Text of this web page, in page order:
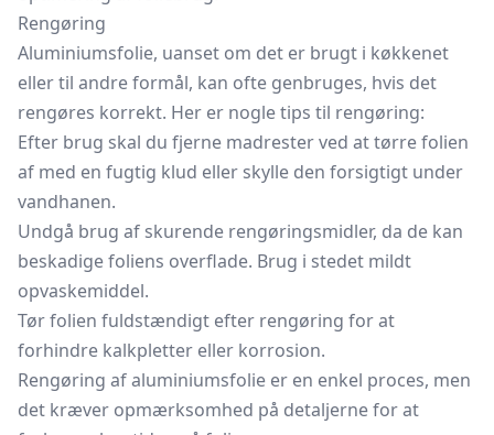
Rengøring
Aluminiumsfolie, uanset om det er brugt i køkkenet
eller til andre formål, kan ofte genbruges, hvis det
rengøres korrekt. Her er nogle tips til rengøring:
Efter brug skal du fjerne madrester ved at tørre folien
af med en fugtig klud eller skylle den forsigtigt under
vandhanen.
Undgå brug af skurende rengøringsmidler, da de kan
beskadige foliens overflade. Brug i stedet mildt
opvaskemiddel.
Tør folien fuldstændigt efter rengøring for at
forhindre kalkpletter eller korrosion.
Rengøring af aluminiumsfolie er en enkel proces, men
det kræver opmærksomhed på detaljerne for at